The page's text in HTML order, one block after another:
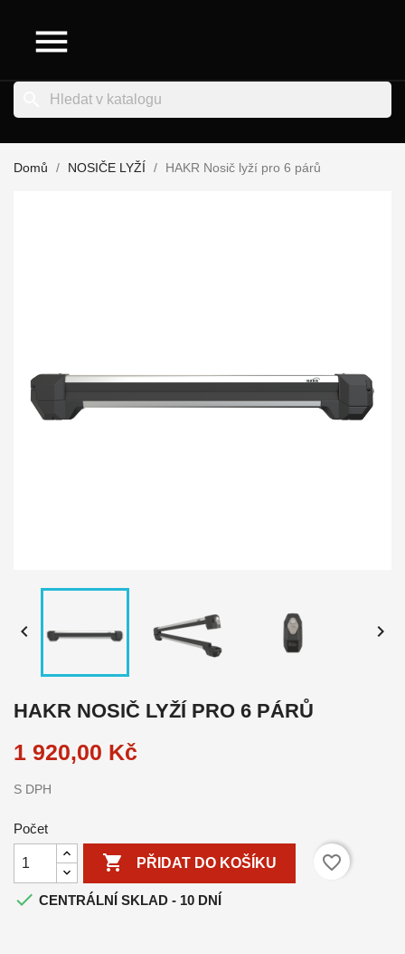

Domů NOSIČE LYŽÍ HAKR Nosič lyží pro 6 párů
 
HAKR NOSIČ LYŽÍ PRO 6 PÁRŮ
1 920,00 Kč
S DPH
Počet
 PŘIDAT DO KOŠÍKU
favorite_border
 CENTRÁLNÍ SKLAD - 10 DNÍ